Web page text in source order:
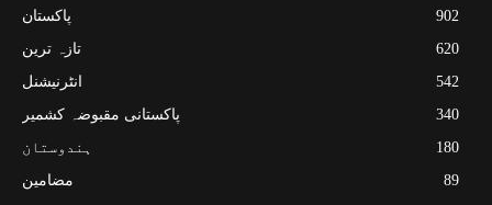
پاکستان
902
تازہ ترین
620
انٹرنیشنل
542
پاکستانی مقبوضہ کشمیر
340
ہندوستان
180
مضامین
89